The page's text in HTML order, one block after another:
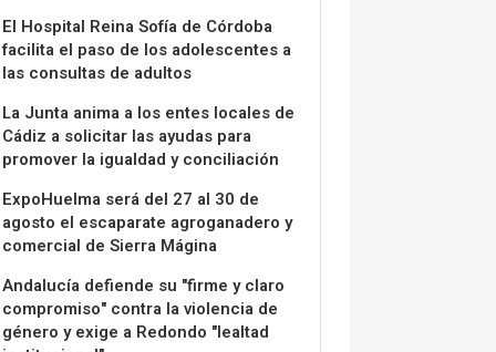
El Hospital Reina Sofía de Córdoba
facilita el paso de los adolescentes a
las consultas de adultos
La Junta anima a los entes locales de
Cádiz a solicitar las ayudas para
promover la igualdad y conciliación
ExpoHuelma será del 27 al 30 de
agosto el escaparate agroganadero y
comercial de Sierra Mágina
Andalucía defiende su "firme y claro
compromiso" contra la violencia de
género y exige a Redondo "lealtad